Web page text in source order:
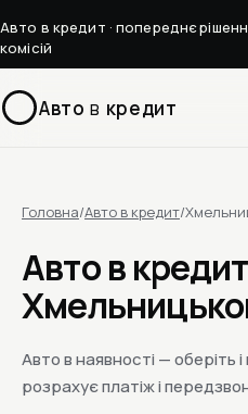
Авто в кредит · попереднє
комісій
Авто в кредит
Головна/Авто в кредит/
Авто в
Авто в наявності — оберіть
розрахує платіж і